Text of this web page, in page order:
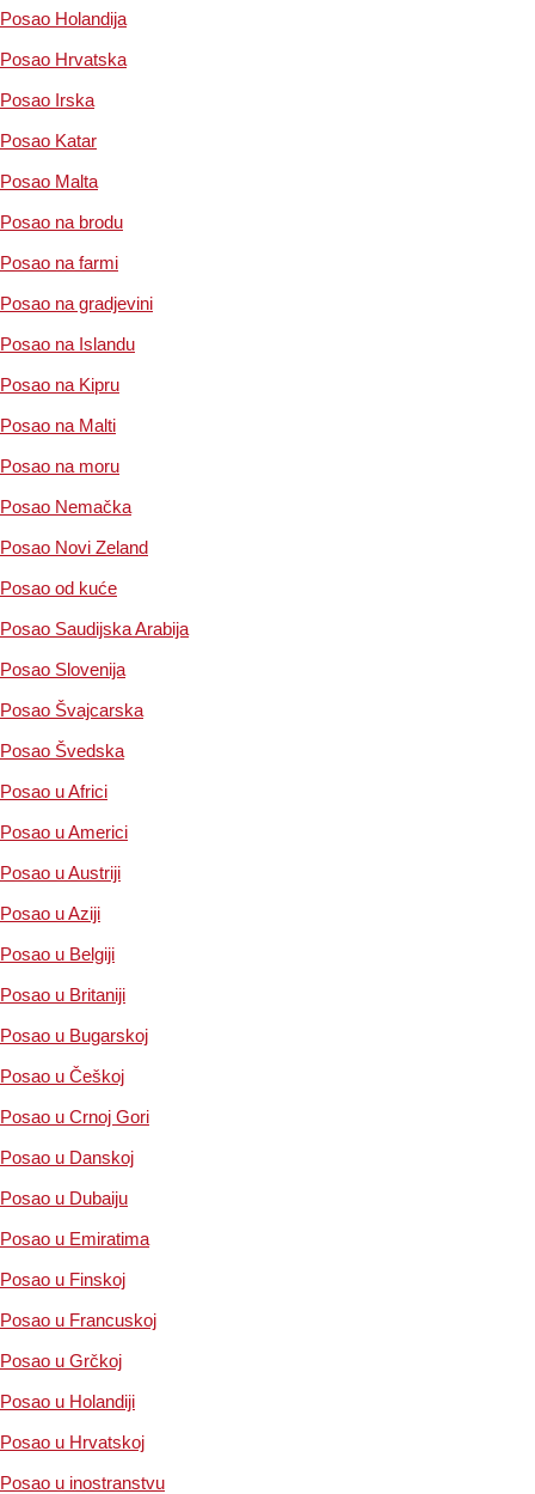
Posao Holandija
Posao Hrvatska
Posao Irska
Posao Katar
Posao Malta
Posao na brodu
Posao na farmi
Posao na gradjevini
Posao na Islandu
Posao na Kipru
Posao na Malti
Posao na moru
Posao Nemačka
Posao Novi Zeland
Posao od kuće
Posao Saudijska Arabija
Posao Slovenija
Posao Švajcarska
Posao Švedska
Posao u Africi
Posao u Americi
Posao u Austriji
Posao u Aziji
Posao u Belgiji
Posao u Britaniji
Posao u Bugarskoj
Posao u Češkoj
Posao u Crnoj Gori
Posao u Danskoj
Posao u Dubaiju
Posao u Emiratima
Posao u Finskoj
Posao u Francuskoj
Posao u Grčkoj
Posao u Holandiji
Posao u Hrvatskoj
Posao u inostranstvu